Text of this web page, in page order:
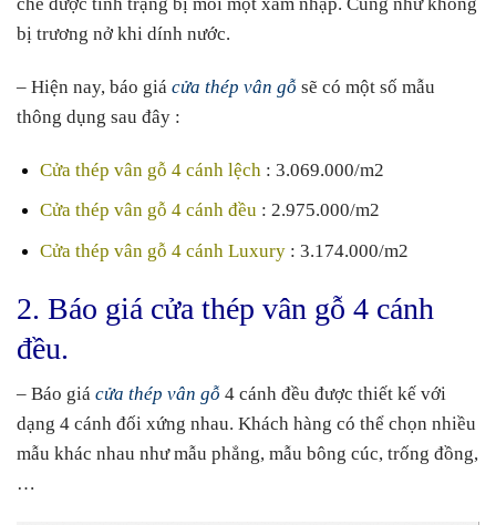
bị trương nở khi dính nước.
– Hiện nay, báo giá cửa thép vân gỗ sẽ có một số mẫu
thông dụng sau đây :
Cửa thép vân gỗ 4 cánh lệch : 3.069.000/m2
Cửa thép vân gỗ 4 cánh đều : 2.975.000/m2
Cửa thép vân gỗ 4 cánh Luxury: 3.174.000/m2
2. Báo giá cửa thép vân gỗ 4 cánh
đều.
– Báo giá cửa thép vân gỗ 4 cánh đều được thiết kế với
dạng 4 cánh đối xứng nhau. Khách hàng có thể chọn nhiều
mẫu khác nhau như mẫu phẳng, mẫu bông cúc, trống đồng,
…